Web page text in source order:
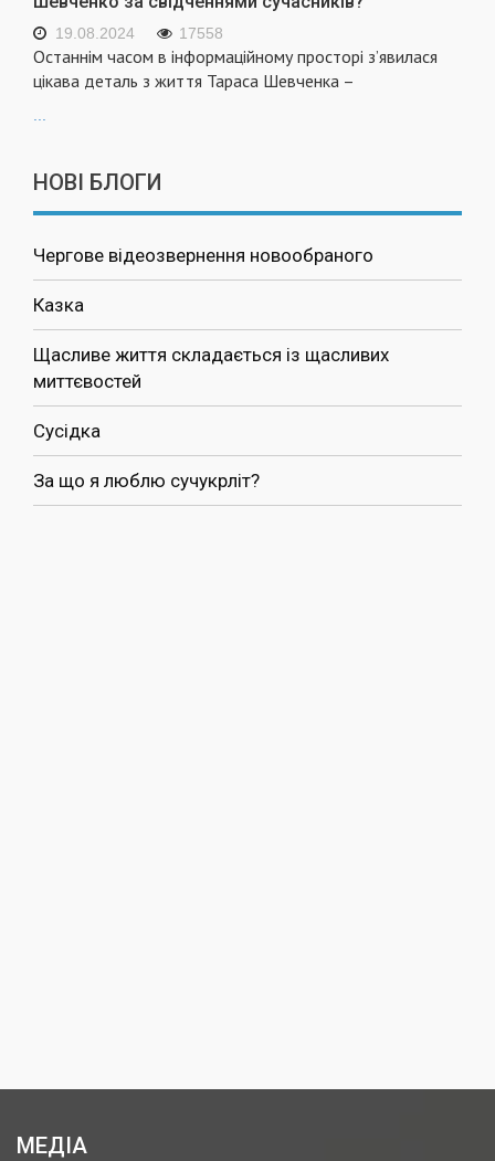
19.08.2024 17558
Останнім часом в інформаційному просторі з’явилася
цікава деталь з життя Тараса Шевченка –
...
НОВІ БЛОГИ
Чергове відеозвернення новообраного
Казка
Щасливе життя складається із щасливих
миттєвостей
Сусідка
За що я люблю сучукрліт?
МЕДІА